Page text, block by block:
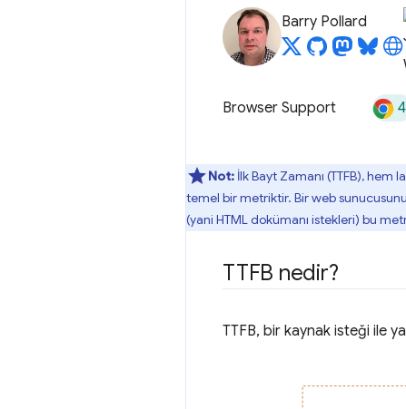
Barry Pollard
Browser Support
Not: İlk Bayt Zamanı (TTFB),
temel bir metriktir. Bir web
(yani HTML dokümanı istekleri) bu
TTFB nedir?
TTFB, bir kaynak isteği ile